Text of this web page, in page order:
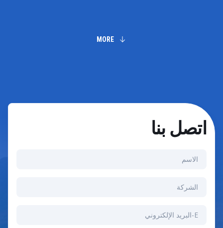
على إدارة البيانات الرئيسية بكفاءة أكبر عبر الأنظمة العالمية.
MORE
اتصل بنا